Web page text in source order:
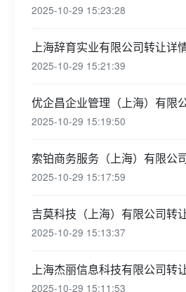
2025-10-29 15:23:28
上海辞育实业有限公司转让详
2025-10-29 15:21:39
优企昌企业管理（上海）有限
2025-10-29 15:19:50
索铂商务服务（上海）有限公
2025-10-29 15:17:59
吉莫科技（上海）有限公司转
2025-10-29 15:13:37
上海杰丽信息科技有限公司转
2025-10-29 15:11:53